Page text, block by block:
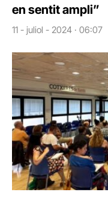
en sentit ampli”
11 - juliol - 2024 · 06:07